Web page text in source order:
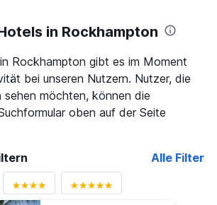
in Rockhampton
Rockhampton gibt es im Moment
bei unseren Nutzern. Nutzer, die
sehen möchten, können die
oben auf der Seite
Alle Filter